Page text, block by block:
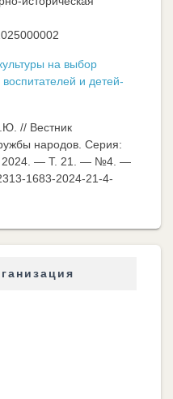
на выбор
и детей-
// Вестник
народов. Серия:
2024. — Т. 21. — №4. —
1683-2024-21-4-